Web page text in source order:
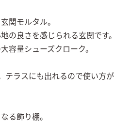
関モルタル。
の良さを感じられる玄関です。
容量シューズクローク。
テラスにも出れるので使い方が
る飾り棚。